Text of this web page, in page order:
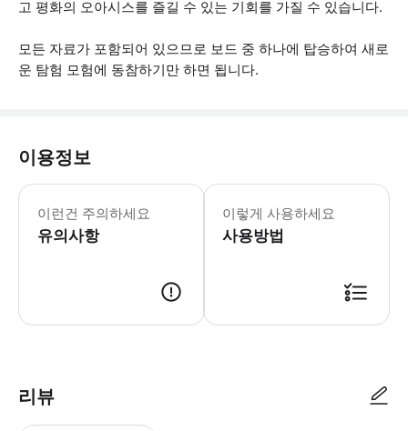
고 평화의 오아시스를 즐길 수 있는 기회를 가질 수 있습니다.
모든 자료가 포함되어 있으므로 보드 중 하나에 탑승하여 새로
운 탐험 모험에 동참하기만 하면 됩니다.
이용정보
이런건 주의하세요
유의사항
* 소요시간 : 90분-150분 (옵션에 따
이렇게 사용하세요
사용방법
리뷰